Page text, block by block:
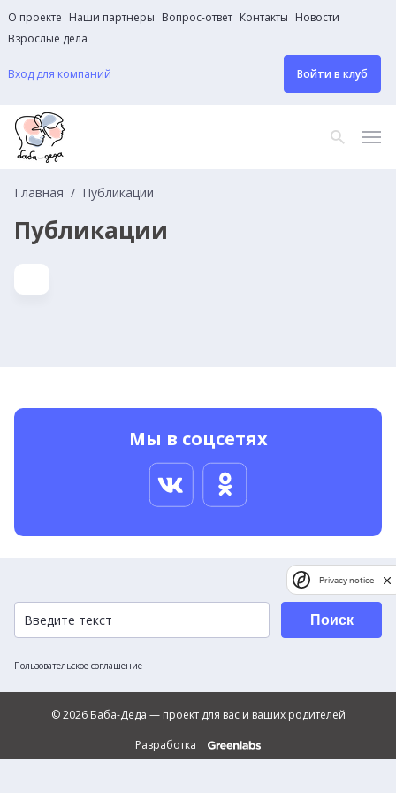
О проекте Наши партнеры Вопрос-ответ Контакты Новости
Взрослые дела
Вход для компаний Войти в клуб
Главная Публикации
Публикации
Мы в соцсетях
Пользовательское соглашение
Поиск
© 2026 Баба-Деда — проект для вас и ваших родителей
Разработка
Privacy notice